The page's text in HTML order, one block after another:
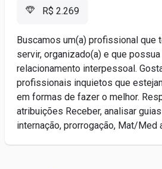
R$ 2.269
Buscamos um(a) profissional que
servir, organizado(a) e que
relacionamento interpessoal.
profissionais inquietos que
em formas de fazer o melhor.
atribuições Receber, analisar
internação, prorrogação, Mat/Med